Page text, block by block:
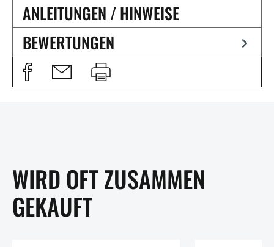
ANLEITUNGEN / HINWEISE
BEWERTUNGEN
WIRD OFT ZUSAMMEN
GEKAUFT